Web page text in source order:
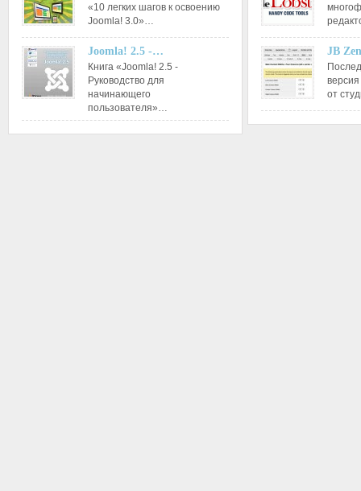
«10 легких шагов к освоению
Joomla! 3.0»…
Joomla! 2.5 -…
Книга «Joomla! 2.5 -
Руководство для
начинающего
пользователя»…
JB
от